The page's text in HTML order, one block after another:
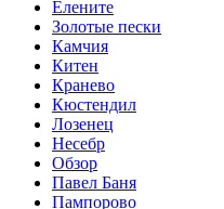
Елените
Золотые пески
Камчия
Китен
Кранево
Кюстендил
Лозенец
Несебр
Обзор
Павел Баня
Пампорово